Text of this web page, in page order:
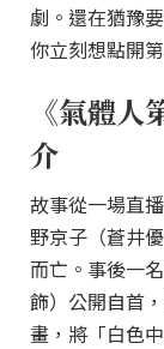
劇。還在猶豫
你立刻想點開
《氣體
介
故事從一場直
野京子（蒼井
而亡。事後一
飾）公開自首
畫，將「白色